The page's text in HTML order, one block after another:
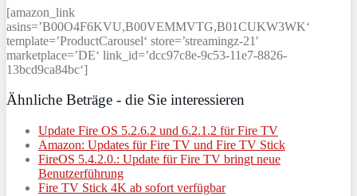
[amazon_link
asins=’B00O4F6KVU,B00VEMMVTG,B01CUKW3WK‘
template=’ProductCarousel‘ store=’streamingz-21′
marketplace=’DE‘ link_id=’dcc97c8e-9c53-11e7-8826-
13bcd9ca84bc‘]
Ähnliche Beträge - die Sie interessieren
Update Fire OS 5.2.6.2 und 6.2.1.2 für Fire TV
Amazon: Updates für Fire TV und Fire TV Stick
FireOS 5.4.2.0.: Update für Fire TV bringt neue
Benutzerführung
Fire TV Stick 4K ab sofort verfügbar